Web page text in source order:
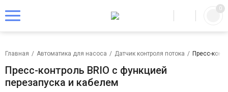
0
Главная / Автоматика для насоса / Датчик контроля потока / Пресс-
Пресс-контроль BRIO с функцией
перезапуска и кабелем